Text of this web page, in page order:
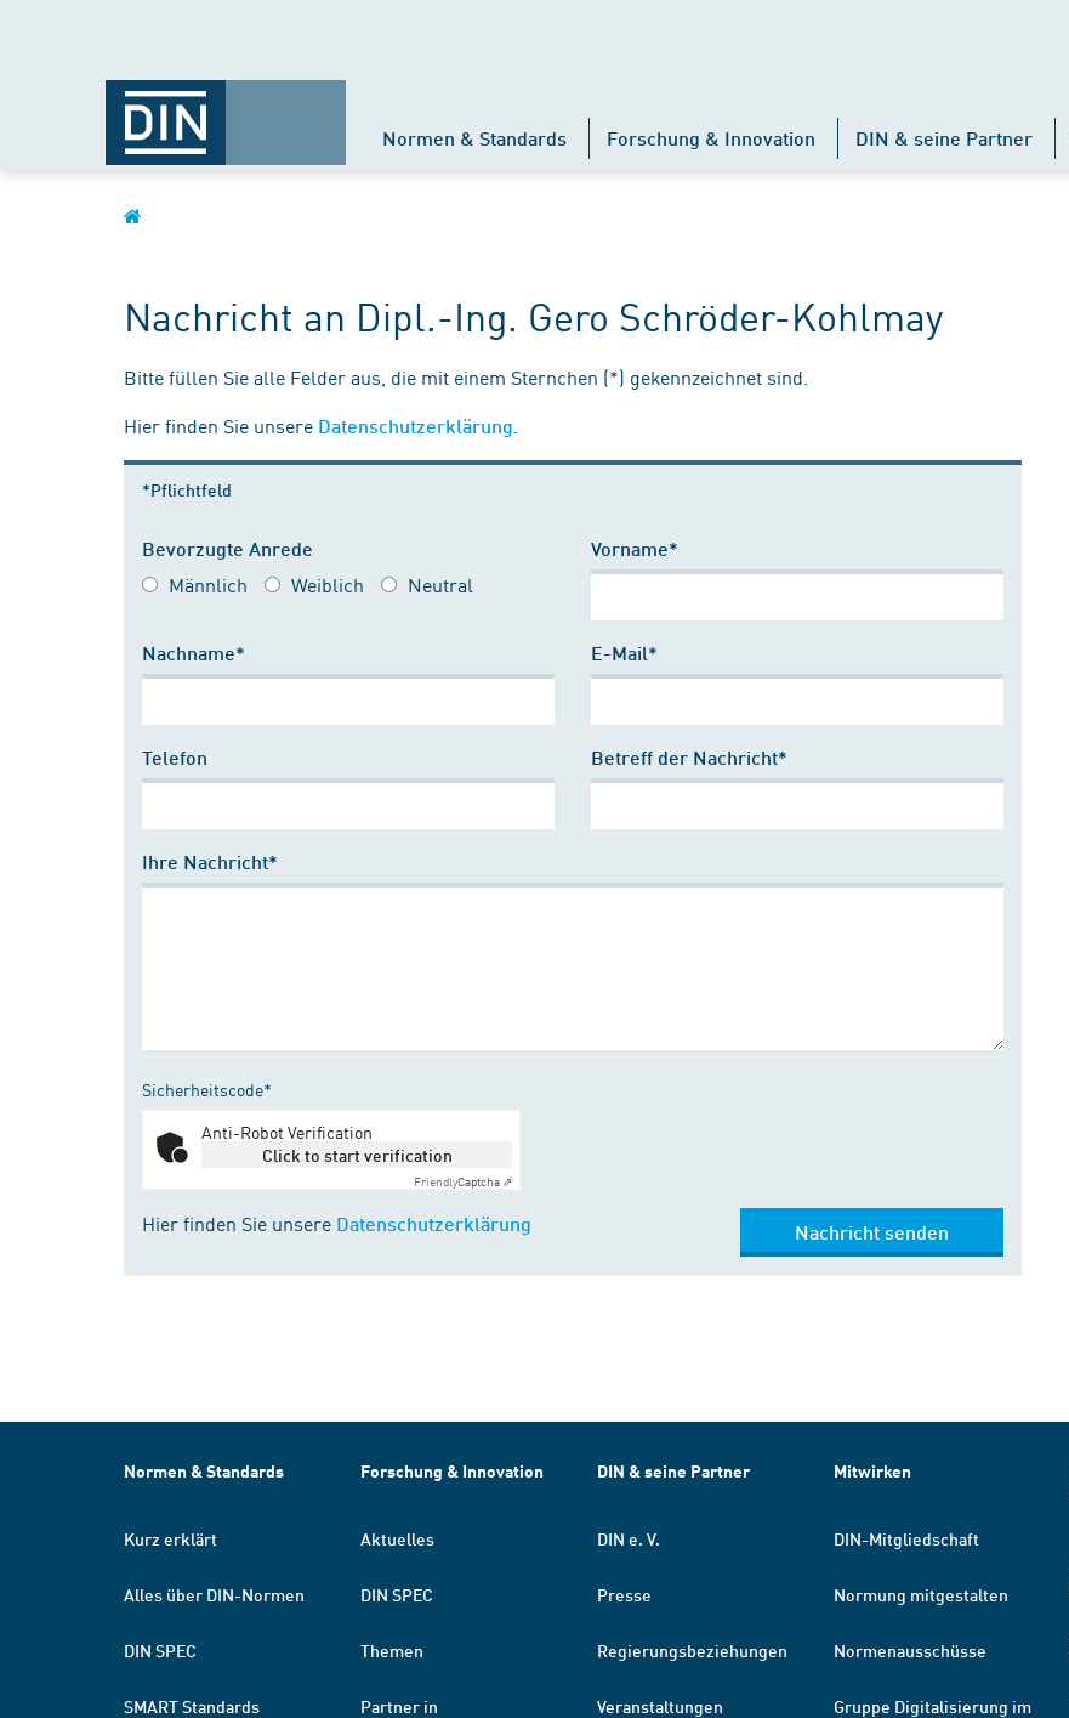
Normen & Standards Forschung & Innovation DIN & seine Partner
Nachricht an Dipl.-Ing. Gero Schröder-Kohlmay
Bitte füllen Sie alle Felder aus, die mit einem Sternchen (*) gekennzeichnet sind.
Hier finden Sie unsere Datenschutzerklärung
*Pflichtfeld
Bevorzugte Anrede
Männlich Weiblich Neutral
Vorname*
Nachname* E-Mail*
Telefon Betreff der Nachricht*
Ihre Nachricht*
Sicherheitscode*
Anti-Robot Verification
Click to start verification
FriendlyCaptcha ⇗
Hier finden Sie unsere Datenschutzerklärung Nachricht senden
Normen & Standards
Kurz erklärt
Alles über DIN-Normen
DIN SPEC
SMART Standards
Forschung & Innovation
Aktuelles
DIN SPEC
Themen
Partner in
DIN & seine Partner
DIN e. V.
Presse
Regierungsbeziehungen
Veranstaltungen
Mitwirken
DIN-Mitgliedschaft
Normung mitgestalten
Normenausschüsse
Gruppe Digitalisierung im